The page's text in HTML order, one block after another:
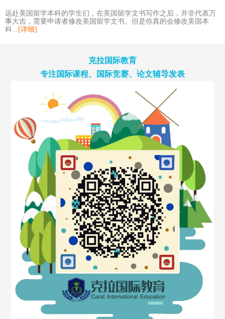
远赴美国留学本科的学生们，在美国留学文书写作之后，并非代表万
事大吉，需要申请者修改美国留学文书。但是你真的会修改美国本
科... [详细]
克拉国际教育
专注国际课程、国际竞赛、论文辅导发表